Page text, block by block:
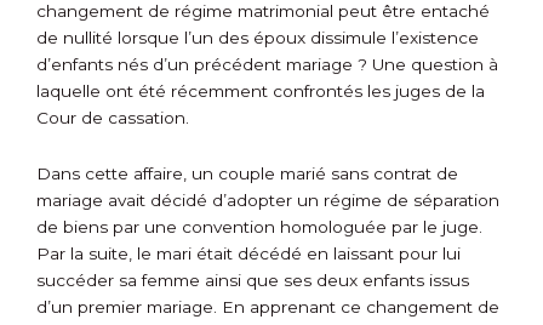
changement de régime matrimonial peut être entaché
de nullité lorsque l’un des époux dissimule l’existence
d’enfants nés d’un précédent mariage ? Une question à
laquelle ont été récemment confrontés les juges de la
Cour de cassation.
Dans cette affaire, un couple marié sans contrat de
mariage avait décidé d’adopter un régime de séparation
de biens par une convention homologuée par le juge.
Par la suite, le mari était décédé en laissant pour lui
succéder sa femme ainsi que ses deux enfants issus
d’un premier mariage. En apprenant ce changement de